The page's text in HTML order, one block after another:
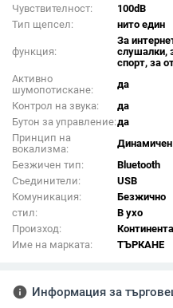
Чувствителност:
100dB
Тип щепсел:
нито един
функция:
За
слушалки,
спорт, за
Активно
шумопотискане:
да
Контрол на звука:
да
Бутон за управление:да
Принцип на
вокализма:
Динамичен
Безжичен тип:
Bluetooth
Съединители:
USB
Комуникация:
Безжично
стил:
В ухо
Произход:
Име на марката:
ТЪРКАНЕ
info Информация за